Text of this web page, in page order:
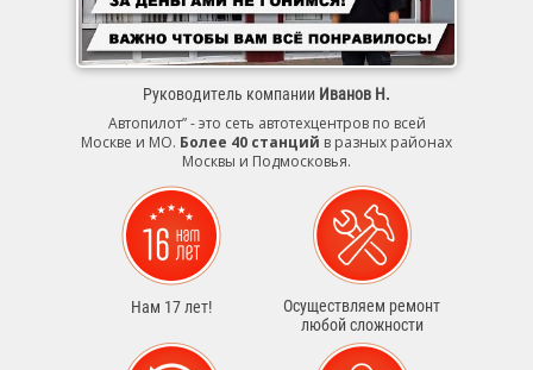
Руководитель компании Иванов Н.
Автопилот” - это сеть автотехцентров по всей
Москве и МО. Более 40 станций в разных районах
Москвы и Подмосковья.
Нам 17 лет!
Осуществляем ремонт
любой сложности